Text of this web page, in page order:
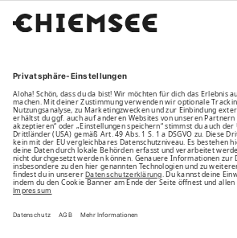
Family
Unsere Vorteile
Unsere Partner